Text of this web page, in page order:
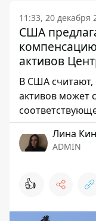
11:33, 20 декабря
США
активов
В США считают,
активов может
Лина
ADMIN
👍